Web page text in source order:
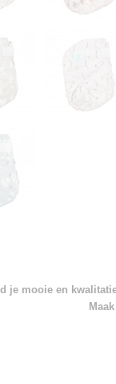
je mooie en